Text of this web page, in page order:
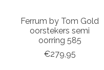
Ferrum by Tom Gold
oorstekers semi
oorring 585
€279,95